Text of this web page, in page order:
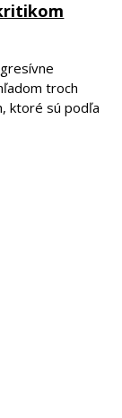
troch
ktoré sú podľa